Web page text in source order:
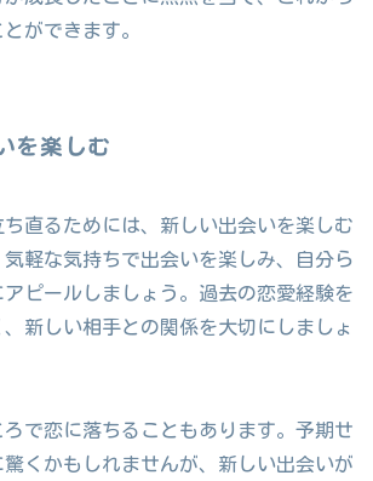
ができます。
を楽しむ
直るためには、新しい出会いを楽しむ
軽な気持ちで出会いを楽しみ、自分ら
アピールしましょう。過去の恋愛経験を
、新しい相手との関係を大切にしましょ
で恋に落ちることもあります。予期せ
くかもしれませんが、新しい出会いが